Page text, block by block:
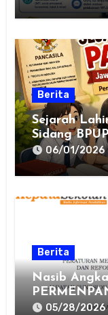
Berita
Sejarah
Sidang
Dasar
06/01/2026
Berita
Nasib
Hangus
05/28/2026